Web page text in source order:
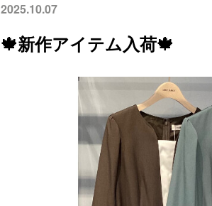
2025.10.07
🍁新作アイテム入荷🍁